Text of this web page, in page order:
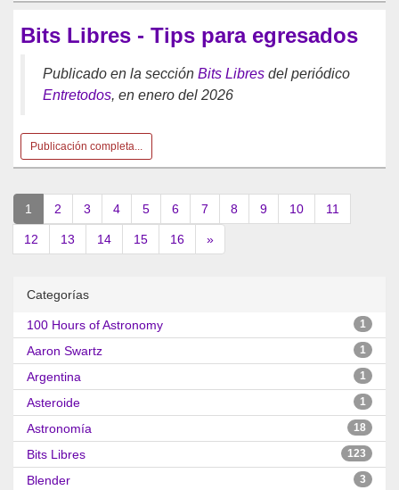
Bits Libres - Tips para egresados
Publicado en la sección Bits Libres del periódico
Entretodos, en enero del 2026
Publicación completa...
1 (current)
2 3 4 5 6 7 8 9 10 11
12 13 14 15 16 »
Categorías
100 Hours of Astronomy 1
Aaron Swartz 1
Argentina 1
Asteroide 1
Astronomía 18
Bits Libres 123
Blender 3